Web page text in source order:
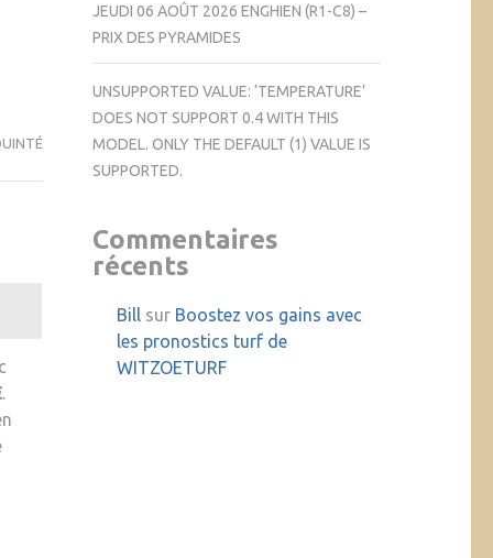
.
JEUDI 06 AOÛT 2026 ENGHIEN (R1-C8) –
PRIX DES PYRAMIDES
UNSUPPORTED VALUE: ‘TEMPERATURE’
DOES NOT SUPPORT 0.4 WITH THIS
MODEL. ONLY THE DEFAULT (1) VALUE IS
SUPPORTED.
Commentaires
récents
Billsur Boostez vos gains avec
les pronostics turf de
WITZOETURF